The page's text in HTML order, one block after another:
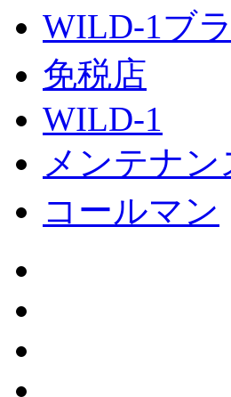
WILD-1ブ
免税店
WILD-1
メンテナン
コールマン